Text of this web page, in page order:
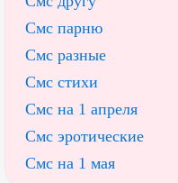
Смс парню
Смс разные
Смс стихи
Смс на 1 апреля
Смс эротические
Смс на 1 мая